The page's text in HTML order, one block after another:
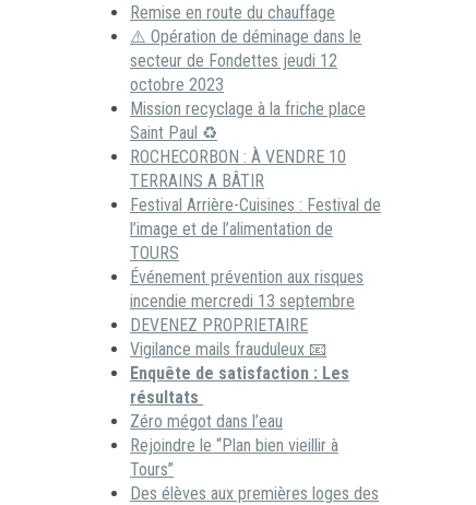
Remise en route du chauffage
⚠️ Opération de déminage dans le
secteur de Fondettes jeudi 12
octobre 2023
Mission recyclage à la friche place
Saint Paul ♻️
ROCHECORBON : À VENDRE 10
TERRAINS A BÂTIR
Festival Arrière-Cuisines : Festival de
l’image et de l’alimentation de
TOURS
Événement prévention aux risques
incendie mercredi 13 septembre
DEVENEZ PROPRIETAIRE
Vigilance mails frauduleux 📧
Enquête de satisfaction : Les
résultats
Zéro mégot dans l’eau
Rejoindre le “Plan bien vieillir à
Tours”
Des élèves aux premières loges des